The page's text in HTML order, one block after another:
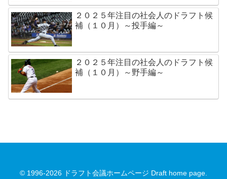
２０２５年注目の社会人のドラフト候
補（１０月）～投手編～
２０２５年注目の社会人のドラフト候
補（１０月）～野手編～
© 1996-2026 ドラフト会議ホームページ Draft home page.